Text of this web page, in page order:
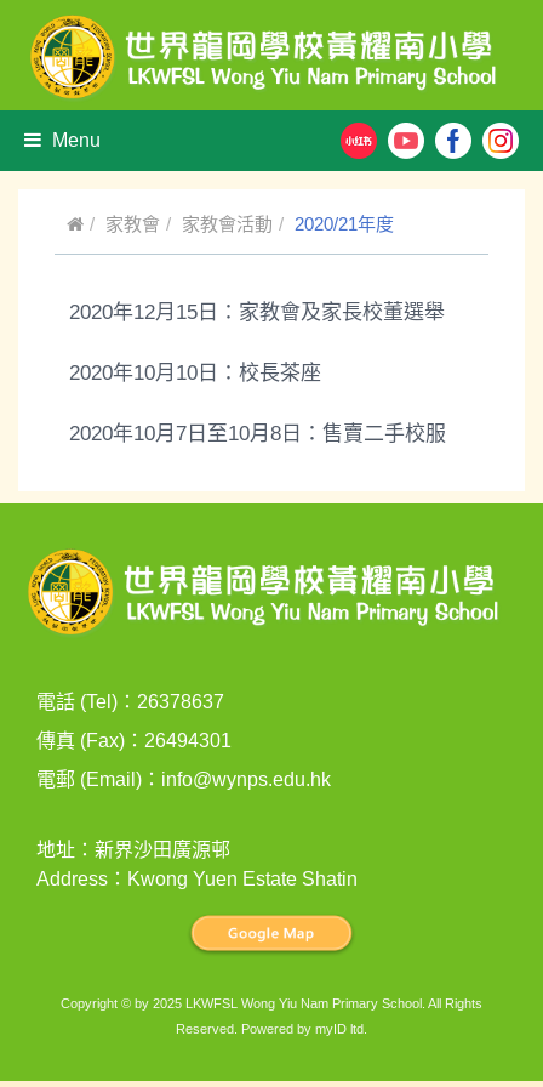
Menu
家教會 家教會活動 2020/21年度
2020年12月15日：家教會及家長校董選舉
2020年10月10日：校長茶座
2020年10月7日至10月8日：售賣二手校服
電話 (Tel)：26378637
傳真 (Fax)：26494301
電郵 (Email)： info@wynps.edu.hk
地址：新界沙田廣源邨
Address：Kwong Yuen Estate Shatin
Copyright © by 2025 LKWFSL Wong Yiu Nam Primary School. All Rights
Reserved. Powered by myID ltd